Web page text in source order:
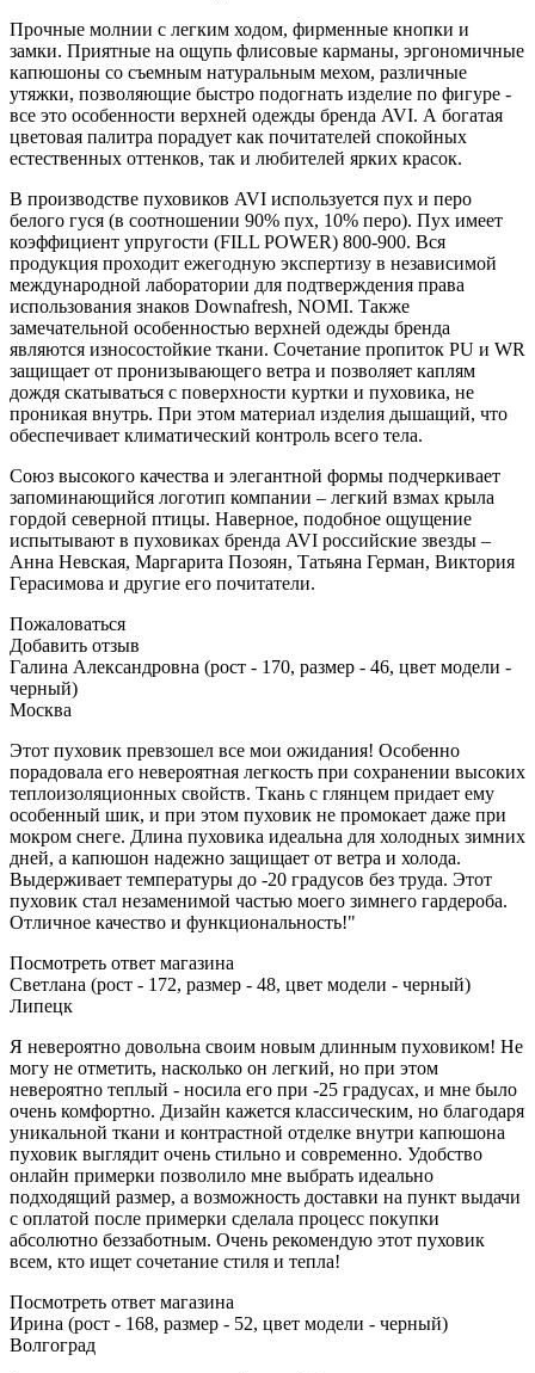
Прочные молнии с легким ходом, фирменные кнопки и
замки. Приятные на ощупь флисовые карманы, эргономичные
капюшоны со съемным натуральным мехом, различные
утяжки, позволяющие быстро подогнать изделие по фигуре -
все это особенности верхней одежды бренда AVI. А богатая
цветовая палитра порадует как почитателей спокойных
естественных оттенков, так и любителей ярких красок.
В производстве пуховиков AVI используется пух и перо
белого гуся (в соотношении 90% пух, 10% перо). Пух имеет
коэффициент упругости (FILL POWER) 800-900. Вся
продукция проходит ежегодную экспертизу в независимой
международной лаборатории для подтверждения права
использования знаков Downafresh, NOMI. Также
замечательной особенностью верхней одежды бренда
являются износостойкие ткани. Сочетание пропиток PU и WR
защищает от пронизывающего ветра и позволяет каплям
дождя скатываться с поверхности куртки и пуховика, не
проникая внутрь. При этом материал изделия дышащий, что
обеспечивает климатический контроль всего тела.
Союз высокого качества и элегантной формы подчеркивает
запоминающийся логотип компании – легкий взмах крыла
гордой северной птицы. Наверное, подобное ощущение
испытывают в пуховиках бренда AVI российские звезды –
Анна Невская, Маргарита Позоян, Татьяна Герман, Виктория
Герасимова и другие его почитатели.
Пожаловаться
Добавить отзыв
Галина Александровна (рост - 170, размер - 46, цвет модели -
черный)
Москва
Этот пуховик превзошел все мои ожидания! Особенно
порадовала его невероятная легкость при сохранении высоких
теплоизоляционных свойств. Ткань с глянцем придает ему
особенный шик, и при этом пуховик не промокает даже при
мокром снеге. Длина пуховика идеальна для холодных зимних
дней, а капюшон надежно защищает от ветра и холода.
Выдерживает температуры до -20 градусов без труда. Этот
пуховик стал незаменимой частью моего зимнего гардероба.
Отличное качество и функциональность!"
Посмотреть ответ магазина
Светлана (рост - 172, размер - 48, цвет модели - черный)
Липецк
Я невероятно довольна своим новым длинным пуховиком! Не
могу не отметить, насколько он легкий, но при этом
невероятно теплый - носила его при -25 градусах, и мне было
очень комфортно. Дизайн кажется классическим, но благодаря
уникальной ткани и контрастной отделке внутри капюшона
пуховик выглядит очень стильно и современно. Удобство
онлайн примерки позволило мне выбрать идеально
подходящий размер, а возможность доставки на пункт выдачи
с оплатой после примерки сделала процесс покупки
абсолютно беззаботным. Очень рекомендую этот пуховик
всем, кто ищет сочетание стиля и тепла!
Посмотреть ответ магазина
Ирина (рост - 168, размер - 52, цвет модели - черный)
Волгоград